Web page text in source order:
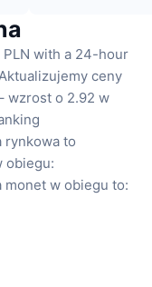
PLN with a 24-hour
ceny
wzrost o 2.92 w
rynkowa to
obiegu:
monet w obiegu to: